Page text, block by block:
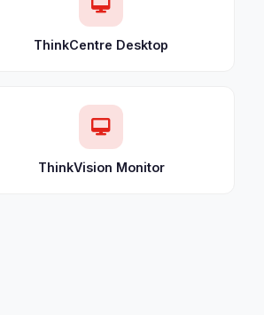
ThinkCentre Desktop
ThinkVision Monitor